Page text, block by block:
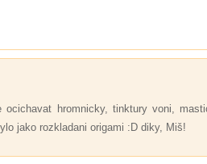
hromnicky, tinktury voni,
jako rozkladani origami :D diky, Miš!